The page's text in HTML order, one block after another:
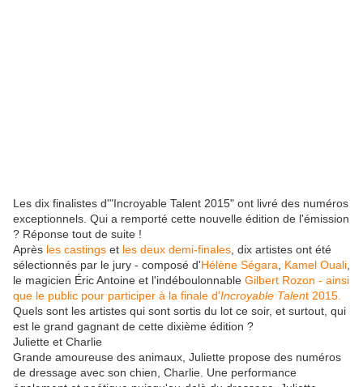
Les dix finalistes d'"Incroyable Talent 2015" ont livré des numéros
exceptionnels. Qui a remporté cette nouvelle édition de l'émission
? Réponse tout de suite !
Après les castings et les deux demi-finales , dix artistes ont été
sélectionnés par le jury - composé d'Hélène Ségara Kamel Ouali
le magicien Éric Antoine et l'indéboulonnable Gilbert Rozon - ainsi
que le public pour participer à la finale d'Incroyable Talent 2015.
Quels sont les artistes qui sont sortis du lot ce soir, et surtout, qui
est le grand gagnant de cette dixième édition ?
Juliette et Charlie
Grande amoureuse des animaux, Juliette propose des numéros
de dressage avec son chien, Charlie. Une performance